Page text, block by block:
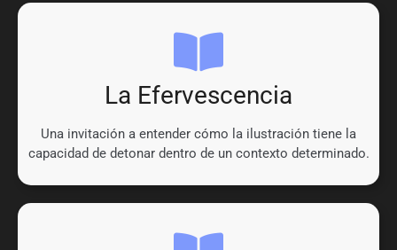
La Efervescencia
Una invitación a entender cómo la ilustración tiene la
capacidad de detonar dentro de un contexto determinado.